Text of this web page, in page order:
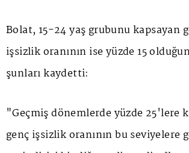
Bolat, 15-24 yaş grubunu kapsayan
işsizlik oranının ise yüzde 15
şunları kaydetti:
"Geçmiş dönemlerde yüzde 25'lere
genç işsizlik oranının bu seviyelere